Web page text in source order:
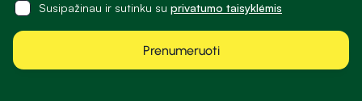
Susipažinau ir sutinku su privatumo taisyklėmis
Prenumeruoti